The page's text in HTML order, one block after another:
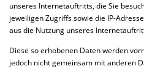
unseres Internetauftritts, die Sie
jeweiligen Zugriffs sowie die IP-
aus die Nutzung unseres
Diese so erhobenen Daten werden
jedoch nicht gemeinsam mit anderen